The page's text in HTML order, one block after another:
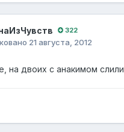
322
21 августа, 2012
на двоих с анакимом слили